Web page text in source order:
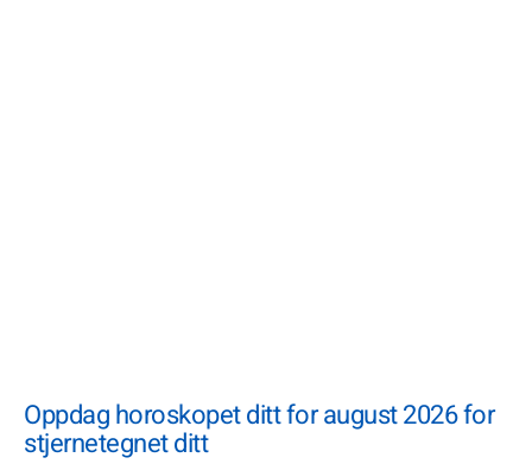
Oppdag horoskopet ditt for august 2026 for
stjernetegnet ditt